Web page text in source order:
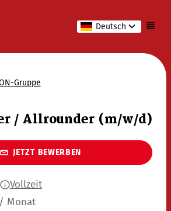
Deutsch
Gruppe
/ Allrounder (m/w/d)
JETZT BEWERBEN
Vollzeit
Monat